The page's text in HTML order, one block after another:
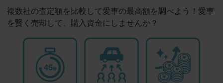
複数社の査定額を比較して愛車の最高額を調べよう！愛車
を賢く売却して、購入資金にしませんか？